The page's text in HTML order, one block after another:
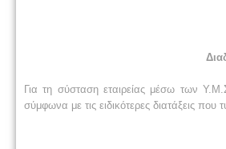
Για τη σύσταση εταιρείας μέσω των
σύμφωνα με τις ειδικότερες διατάξεις που